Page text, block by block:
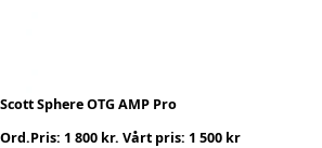
Scott Sphere OTG AMP Pro
Ord.Pris: 1 800 kr. Vårt pris: 1 500 kr